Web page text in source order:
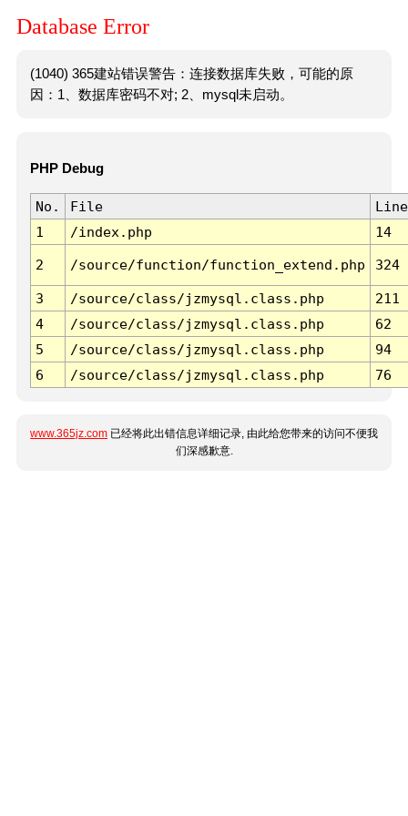
Database Error
(1040) 365建站错误警告：连接数据库失败，可能的原
因：1、数据库密码不对; 2、mysql未启动。
PHP Debug
No. File
Line
1
/index.php 14
2 /source/function/function_extend.php 324
3 /source/class/jzmysql.class.php
211
4
/source/class/jzmysql.class.php
62
5
/source/class/jzmysql.class.php
94
6
/source/class/jzmysql.class.php 76
www.365jz.com 已经将此出错信息详细记录, 由此给您带来的访问不便我
们深感歉意.